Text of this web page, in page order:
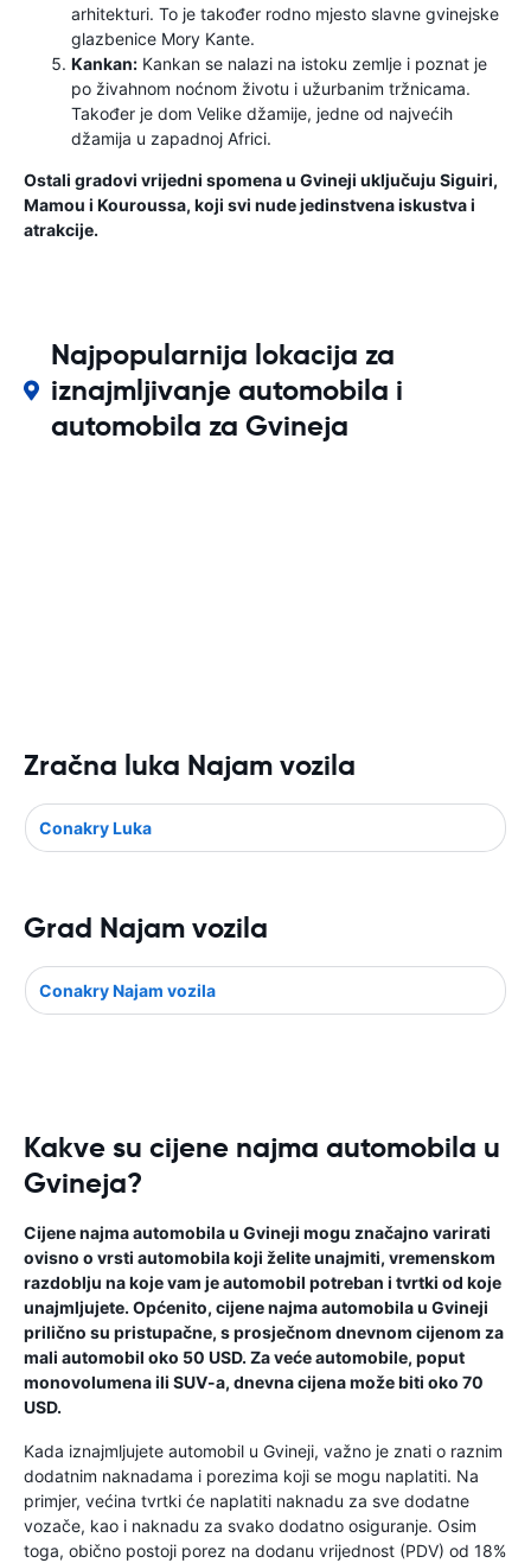
arhitekturi. To je također rodno mjesto slavne gvinejske
glazbenice Mory Kante.
Kankan: Kankan se nalazi na istoku zemlje i poznat je
po živahnom noćnom životu i užurbanim tržnicama.
Također je dom Velike džamije, jedne od najvećih
džamija u zapadnoj Africi.
Ostali gradovi vrijedni spomena u Gvineji uključuju Siguiri,
Mamou i Kouroussa, koji svi nude jedinstvena iskustva i
atrakcije.
Najpopularnija lokacija za
iznajmljivanje automobila i
automobila za Gvineja
Zračna luka Najam vozila
Conakry Luka
Grad Najam vozila
Conakry Najam vozila
Kakve su cijene najma automobila u
Gvineja?
Cijene najma automobila u Gvineji mogu značajno varirati
ovisno o vrsti automobila koji želite unajmiti, vremenskom
razdoblju na koje vam je automobil potreban i tvrtki od koje
unajmljujete. Općenito, cijene najma automobila u Gvineji
prilično su pristupačne, s prosječnom dnevnom cijenom za
mali automobil oko 50 USD. Za veće automobile, poput
monovolumena ili SUV-a, dnevna cijena može biti oko 70
USD.
Kada iznajmljujete automobil u Gvineji, važno je znati o raznim
dodatnim naknadama i porezima koji se mogu naplatiti. Na
primjer, većina tvrtki će naplatiti naknadu za sve dodatne
vozače, kao i naknadu za svako dodatno osiguranje. Osim
toga, obično postoji porez na dodanu vrijednost (PDV) od 18%